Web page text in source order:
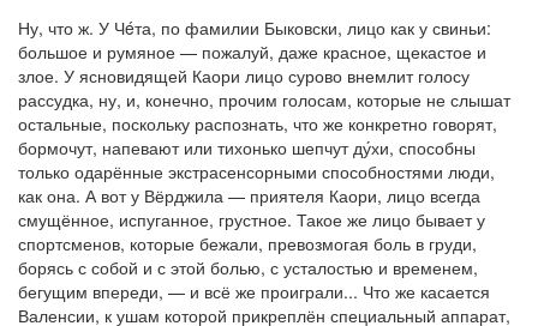
Ну, что ж. У Чéта, по фамилии Быковски, лицо как у свиньи:
большое и румяное — пожалуй, даже красное, щекастое и
злое. У ясновидящей Каори лицо сурово внемлит голосу
рассудка, ну, и, конечно, прочим голосам, которые не слышат
остальные, поскольку распознать, что же конкретно говорят,
бормочут, напевают или тихонько шепчут ду́хи, способны
только одарённые экстрасенсорными способностями люди,
как она. А вот у Вёрджила — приятеля Каори, лицо всегда
смущённое, испуганное, грустное. Такое же лицо бывает у
спортсменов, которые бежали, превозмогая боль в груди,
борясь с собой и с этой болью, с усталостью и временем,
бегущим впереди, — и всё же проиграли... Что же касается
Валенсии, к ушам которой прикреплён специальный аппарат,